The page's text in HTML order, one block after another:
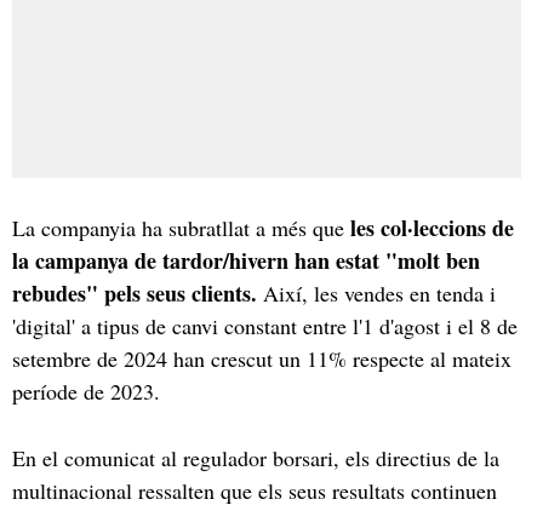
La companyia ha subratllat a més que les col·leccions de
la campanya de tardor/hivern han estat "molt ben
rebudes" pels seus clients. Així, les vendes en tenda i
'digital' a tipus de canvi constant entre l'1 d'agost i el 8 de
setembre de 2024 han crescut un 11% respecte al mateix
període de 2023.
En el comunicat al regulador borsari, els directius de la
multinacional ressalten que els seus resultats continuen